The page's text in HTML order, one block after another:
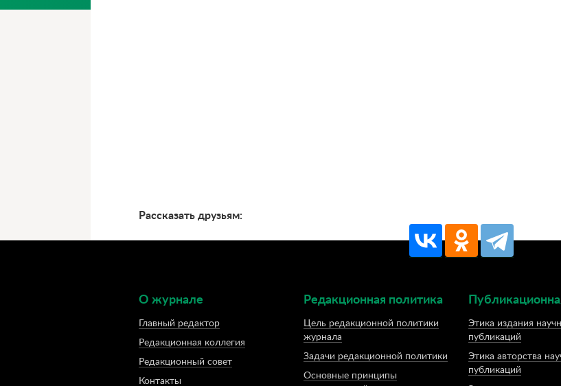
Рассказать друзьям:
О журнале
Главный редактор
Редакционная коллегия
Редакционный совет
Контакты
Редакционная политика
Цель редакционной политики
журнала
Задачи редакционной политики
Основные принципы
Этика издания
публикаций
Этика авторства
публикаций